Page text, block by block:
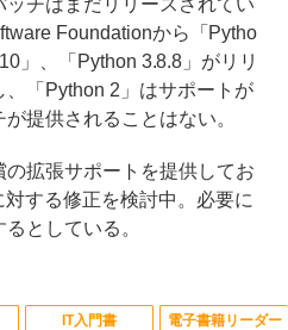
Foundationから「Pytho
」、「Python 3.8.8」がリリ
「Python 2」はサポートが
提供されることはない。
拡張サポートを提供してお
する修正を検討中。必要に
としている。
IT入門書 電子書籍リーダー